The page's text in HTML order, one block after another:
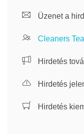
Üzenet a
Cleaners
Hirdetés
Hirdetés
Hirdetés